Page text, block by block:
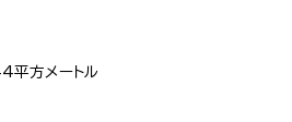
方メートル